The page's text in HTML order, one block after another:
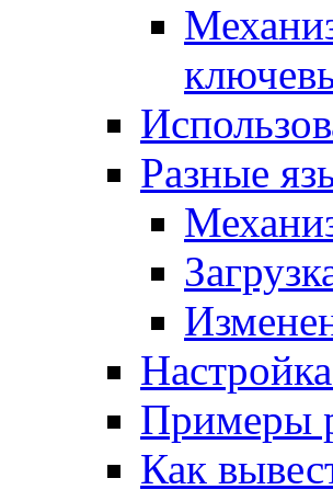
Разные
Примеры
Как